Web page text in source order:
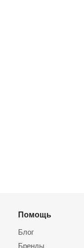
Помощь
Блог
Бренды